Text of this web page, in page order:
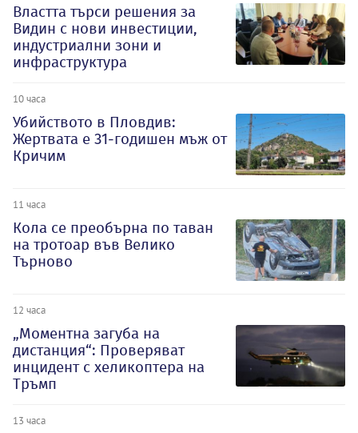
Властта търси решения за
Видин с нови инвестиции,
индустриални зони и
инфраструктура
10 часа
Убийството в Пловдив:
Жертвата е 31-годишен мъж от
Кричим
11 часа
Кола се преобърна по таван
на тротоар във Велико
Търново
12 часа
„Моментна загуба на
дистанция“: Проверяват
инцидент с хеликоптера на
Тръмп
13 часа